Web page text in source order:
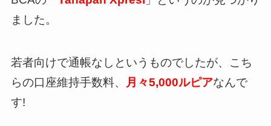
ました。
若者向けで通帳なしというものでしたが、こち
らの口座維持手数料、
月々5,000ルピアなんで
す!